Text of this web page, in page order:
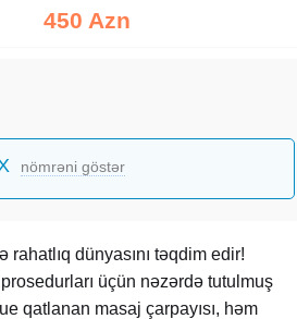
450 Azn
nömrəni göstər
dünyasını təqdim edir!
üçün nəzərdə tutulmuş
qatlanan masaj çarpayısı, həm